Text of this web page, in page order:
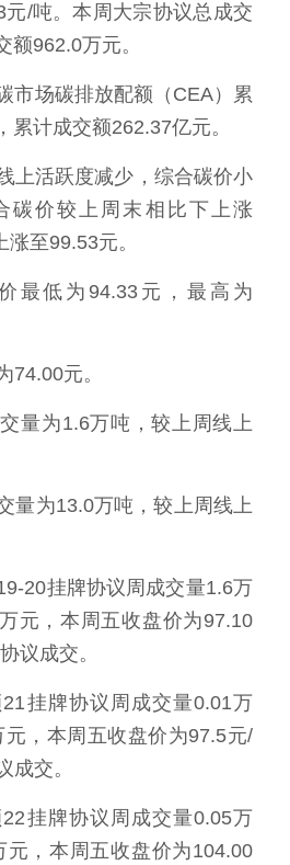
/吨。本周大宗协议总成交
额962.0万元。
市场碳排放配额（CEA）累
累计成交额262.37亿元。
上活跃度减少，综合碳价小
碳价较上周末相比下上涨
至99.53元。
最低为94.33元，最高为
74.00元。
量为1.6万吨，较上周线上
量为13.0万吨，较上周线上
20挂牌协议周成交量1.6万
元，本周五收盘价为97.10
议成交。
挂牌协议周成交量0.01万
，本周五收盘价为97.5元/
成交。
挂牌协议周成交量0.05万
元，本周五收盘价为104.00